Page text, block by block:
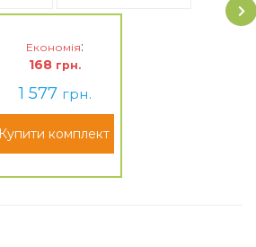
Економія:
168 грн.
1 577 грн.
Купити комплект